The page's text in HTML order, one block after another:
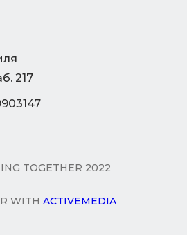
217
TOGETHER 2022
WITH ACTIVEMEDIA